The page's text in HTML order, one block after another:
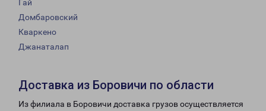
Гай
Домбаровский
Кваркено
Джанаталап
Доставка из Боровичи по области
Из филиала в Боровичи доставка грузов осуществляется